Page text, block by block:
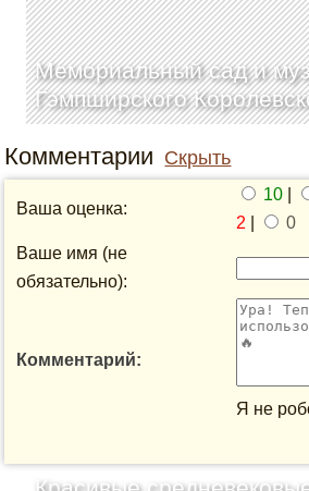
Мемориальный сад и
Гэмпширского
Комментарии Скрыть
Ваша оценка:
10
2
0
Ваше имя (не
обязательно):
Комментарий:
Я не